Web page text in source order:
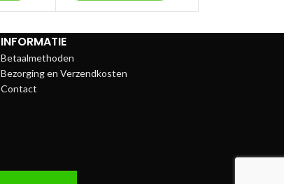
INFORMATIE
Betaalmethoden
Bezorging en Verzendkosten
Contact